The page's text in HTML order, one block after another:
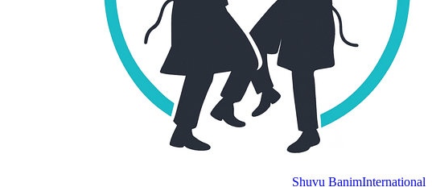
Shuvu BanimInternational